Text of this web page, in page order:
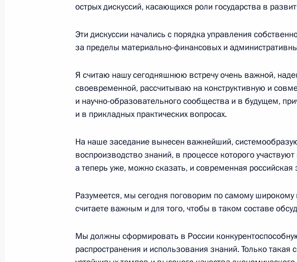
Стенографический отчет о заседании Совета по
26 октября 2004 года, 18:00 Москва
25 октября 2004 года, понедельник
Стенографический отчет о совещании с членами
25 октября 2004 года, 20:18 Москва, Кремль
Начало встречи с Министром юстиции Юрием
острых дискуссий, касающихся роли государства в
Эти дискуссии начались с порядка управления
за пределы материально-финансовых и
Я считаю нашу сегодняшнюю встречу очень важной,
своевременной, рассчитываю на конструктивную и
и научно-образовательного сообщества и в будущем,
и в прикладных практических вопросах.
На наше заседание вынесен важнейший,
воспроизводство знаний, в процессе которого
а теперь уже, можно сказать, и современная российская
Разумеется, мы сегодня поговорим по самому широкому
считаете важным и для того, чтобы в таком составе
Мы должны сформировать в России
распространения и использования знаний. Только такая